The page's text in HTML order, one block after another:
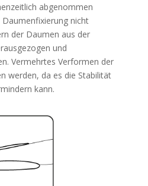
abgenommen
nicht
der Daumen aus der
und
Vermehrtes Verformen der
werden, da es die Stabilität
kann.